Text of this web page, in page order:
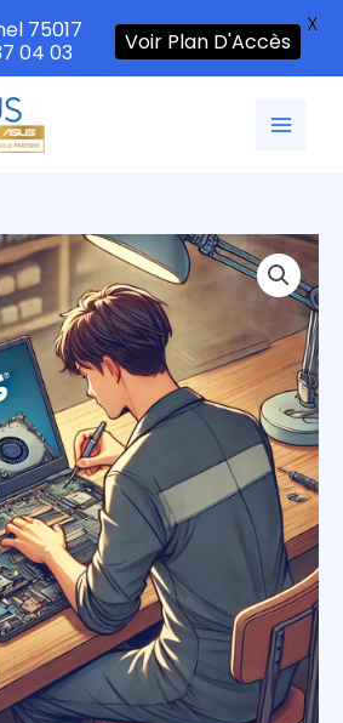
75017
04 03
Voir Plan D'Accès
X